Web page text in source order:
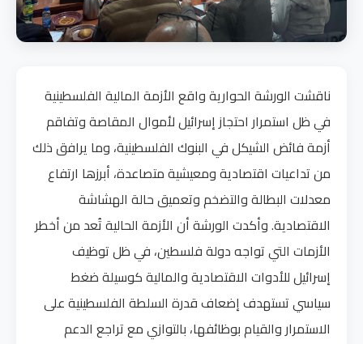
ناقشت الورشة الحوارية واقع الأزمة المالية الفلسطينية
في ظل استمرار احتجاز إسرائيل لأموال المقاصة وتفاقم
أزمة فائض الشيكل في البنوك الفلسطينية، وما يرافق ذلك
من تداعيات اقتصادية ومعيشية متصاعدة، أبرزها ارتفاع
معدلات البطالة والتضخم وتعميق حالة الهشاشة
الاقتصادية. وأكدت الورشة أن الأزمة الحالية تُعد من أخطر
الأزمات التي تواجه دولة فلسطين، في ظل توظيف
إسرائيل للأدوات الاقتصادية والمالية كوسيلة ضغط
سياسي تستهدف إضعاف قدرة السلطة الفلسطينية على
الاستمرار والقيام بوظائفها، بالتوازي مع تراجع الدعم